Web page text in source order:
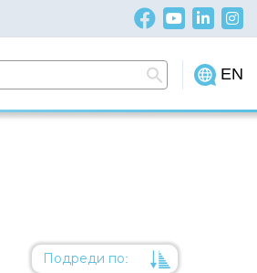
EN
Подреди по: